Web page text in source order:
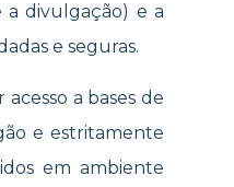
divulgação) e a
e seguras.
a bases de
e estritamente
em ambiente